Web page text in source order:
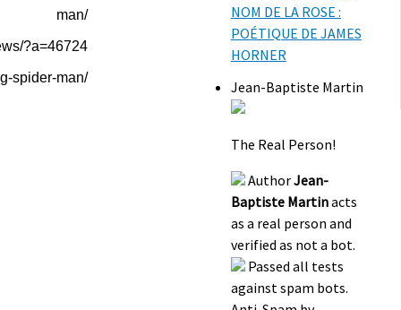
man/
?a=46724
spider-man/
NOM DE LA ROSE :
POÉTIQUE DE JAMES
HORNER
Jean-Baptiste Martin
The Real Person!
AuthorJean-
Baptiste Martinacts
as a real person and
verified as not a bot.
Passed all tests
against spam bots.